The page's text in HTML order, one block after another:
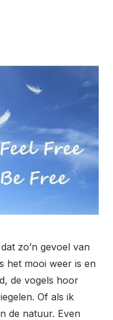
zo’n gevoel van
het mooi weer is en
de vogels hoor
Of als ik
de natuur. Even